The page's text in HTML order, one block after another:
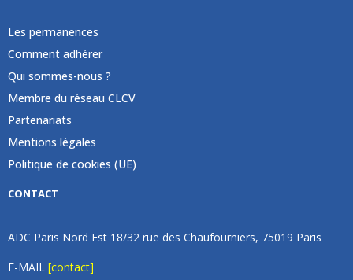
Les permanences
Comment adhérer
Qui sommes-nous ?
Membre du réseau CLCV
Partenariats
Mentions légales
Politique de cookies (UE)
CONTACT
ADC Paris Nord Est 18/32 rue des Chaufourniers, 75019 Paris
E-MAIL [contact]